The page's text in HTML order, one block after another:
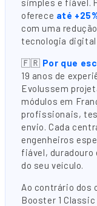
simples e fiável.
oferece até
com uma
tecnologia
🇫🇷 Por que
19 anos de
Evolussem
módulos em
profissionais,
envio. Cada
engenheiros
fiável, duradouro
do seu veículo.
Ao contrário dos
Booster 1